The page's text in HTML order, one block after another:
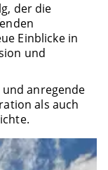
der die
Einblicke in
und
anregende
als auch